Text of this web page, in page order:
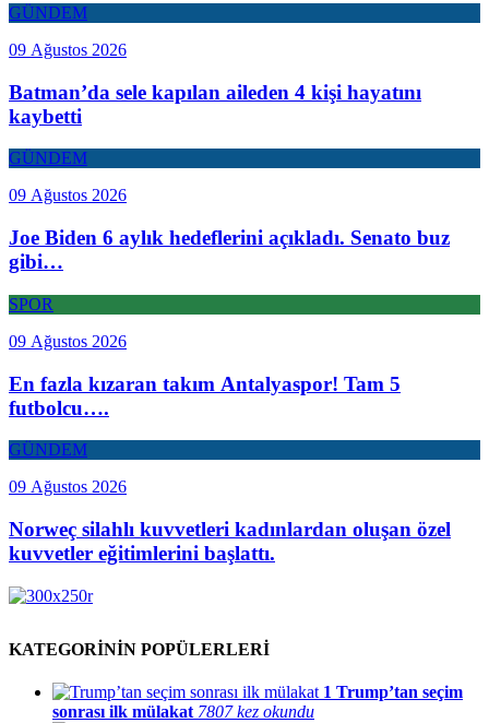
GÜNDEM
09 Ağustos 2026
Batman’da sele kapılan aileden 4 kişi hayatını
kaybetti
GÜNDEM
09 Ağustos 2026
Joe Biden 6 aylık hedeflerini açıkladı. Senato buz
gibi…
SPOR
09 Ağustos 2026
En fazla kızaran takım Antalyaspor! Tam 5
futbolcu….
GÜNDEM
09 Ağustos 2026
Norweç silahlı kuvvetleri kadınlardan oluşan özel
kuvvetler eğitimlerini başlattı.
KATEGORİNİN POPÜLERLERİ
1 Trump’tan seçim
sonrası ilk mülakat 7807 kez okundu